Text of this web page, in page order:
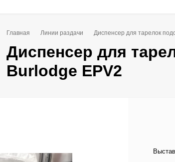
Главная Линии раздачи Диспенсер для тарелок
Диспенсер для
Burlodge EPV2